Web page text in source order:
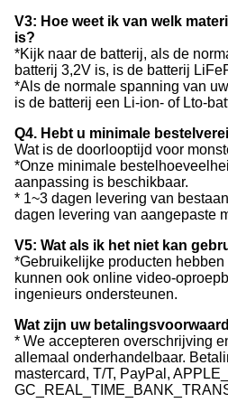
V3: Hoe weet ik van welk
is?
*Kijk naar de batterij, als de
batterij 3,2V is, is de batterij
*Als de normale spanning van
is de batterij een Li-ion- of Lto-
Q4. Hebt u minimale
Wat is de doorlooptijd voor
*Onze minimale
aanpassing is beschikbaar.
* 1~3 dagen levering van
dagen levering van aangepaste
V5: Wat als ik het niet kan
*Gebruikelijke producten
kunnen ook online video-
ingenieurs ondersteunen.
Wat zijn uw
* We accepteren overschrijving
allemaal onderhandelbaar.
mastercard, T/T, PayPal,